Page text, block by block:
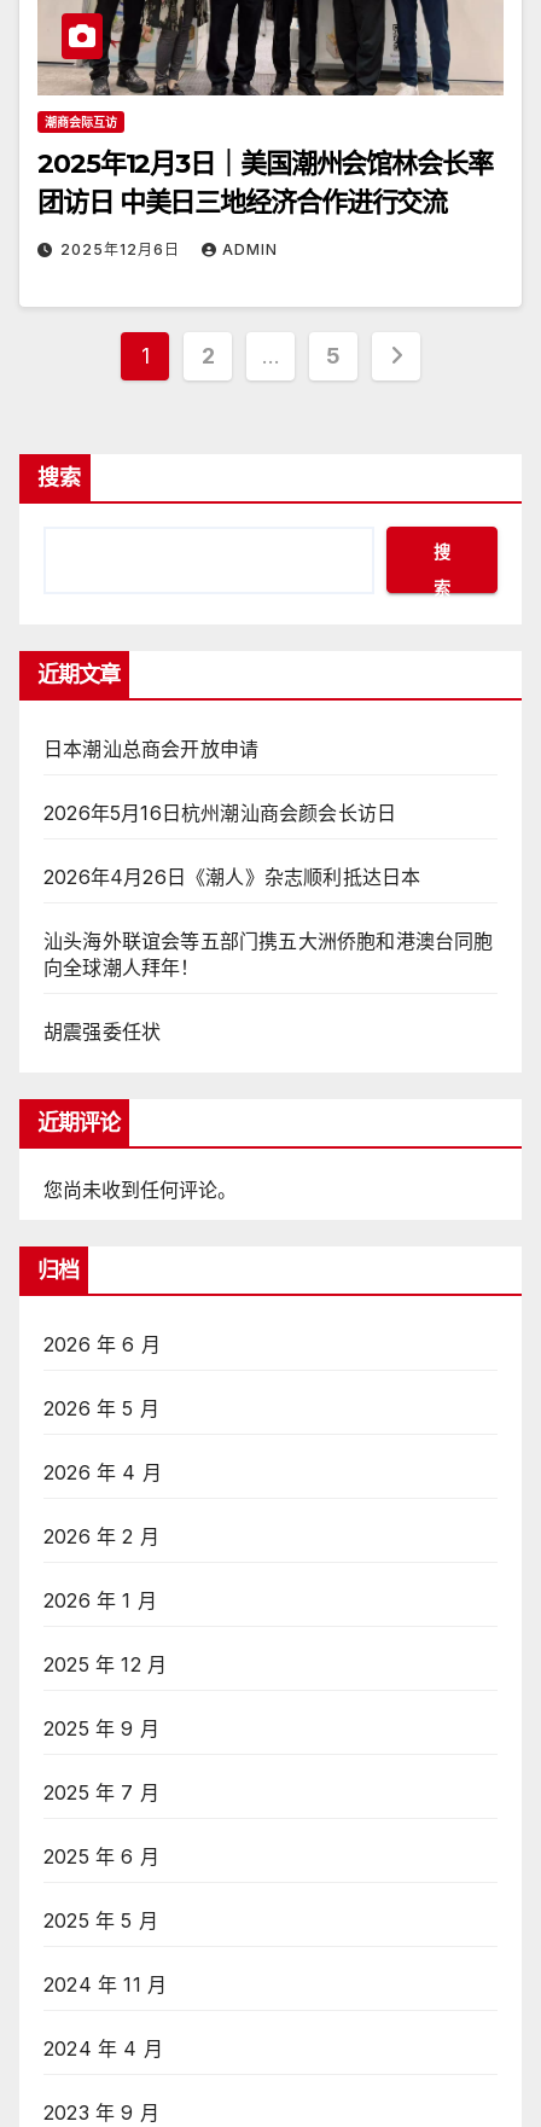
潮商会际互访
2025年12月3日｜美国潮州会馆林会长率
团访日 中美日三地经济合作进行交流
2025年12月6日 ADMIN
文
页
1 2 … 5
搜索
搜
索
近期文章
日本潮汕总商会开放申请
2026年5月16日杭州潮汕商会颜会长访日
2026年4月26日《潮人》杂志顺利抵达日本
汕头海外联谊会等五部门携五大洲侨胞和港澳台同胞
向全球潮人拜年！
胡震强委任状
近期评论
您尚未收到任何评论。
归档
2026 年 6 月
2026 年 5 月
2026 年 4 月
2026 年 2 月
2026 年 1 月
2025 年 12 月
2025 年 9 月
2025 年 7 月
2025 年 6 月
2025 年 5 月
2024 年 11 月
2024 年 4 月
2023 年 9 月